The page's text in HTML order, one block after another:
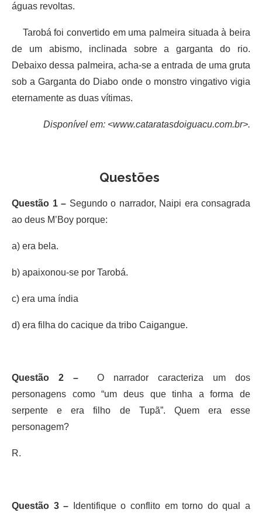
águas revoltas.
Tarobá foi convertido em uma palmeira situada à beira
de um abismo, inclinada sobre a garganta do rio.
Debaixo dessa palmeira, acha-se a entrada de uma gruta
sob a Garganta do Diabo onde o monstro vingativo vigia
eternamente as duas vítimas.
Disponível em: <www.cataratasdoiguacu.com.br>.
Questões
Questão 1 – Segundo o narrador, Naipi era consagrada
ao deus M’Boy porque:
a) era bela.
b) apaixonou-se por Tarobá.
c) era uma índia
d) era filha do cacique da tribo Caigangue.
Questão 2 – O narrador caracteriza um dos
personagens como “um deus que tinha a forma de
serpente e era filho de Tupã”. Quem era esse
personagem?
R.
Questão 3 – Identifique o conflito em torno do qual a